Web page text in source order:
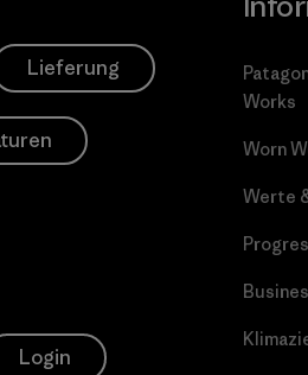
Lieferung
Login
Works
Worn
Werte